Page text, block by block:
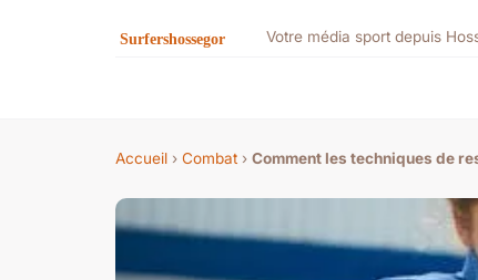
Votre média sport depuis
Accueil › Combat › Comment les techniques de